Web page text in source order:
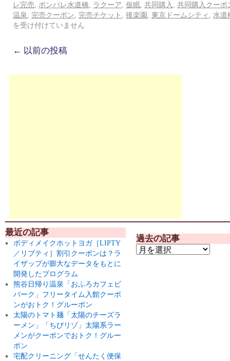
レ完売
ポンパレ水道橋 ラクーア 仮眠 共同購入
共同購入クーポ
温泉
完売クーポン 完売チケット 後楽園 東京ドームシティ
水道
を受け付けていません
← 以前の投稿
最近の記事
ボディメイクホットヨガ［LIPTY
／リプティ］割引クーポンは？ラ
イザップが膨大なデータをもとに
開発したプログラム
熊谷日帰り温泉「おふろカフェビ
バーク」フリータイム入館クーポ
ンがおトク！グルーポン
太陽のトマト麺「太陽のチーズラ
ーメン」「ちびリゾ」太陽系ラー
メンがクーポンでおトク！グルー
ポン
宅配クリーニング「せんたく便保
過去の記事